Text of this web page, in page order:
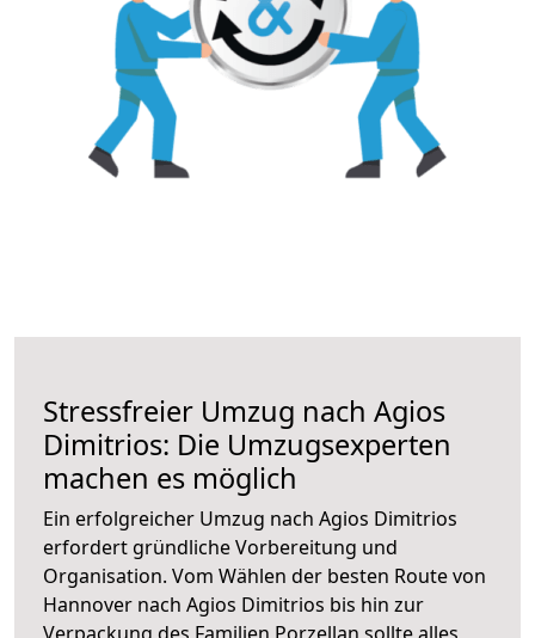
Stressfreier Umzug nach Agios
Dimitrios: Die Umzugsexperten
machen es möglich
Ein erfolgreicher Umzug nach Agios Dimitrios
erfordert gründliche Vorbereitung und
Organisation. Vom Wählen der besten Route von
Hannover nach Agios Dimitrios bis hin zur